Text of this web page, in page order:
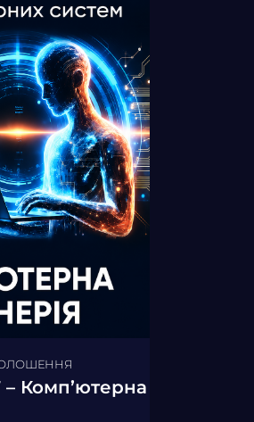
– Комп’ютерна